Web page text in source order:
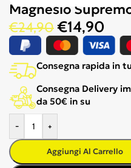
Magnesio
€24,90 €14,90
Consegna rapida in
Consegna Delivery
da 50€ in su
- +
Aggiungi Al Carrello